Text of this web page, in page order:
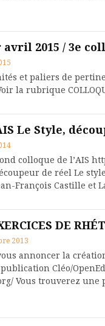
2015 / 3e
et paliers de
la rubrique
Le Style,
colloque de l’AIS
de réel Le
François Castille et
DE
2013
annoncer la
Cléo/
Vous trouverez une